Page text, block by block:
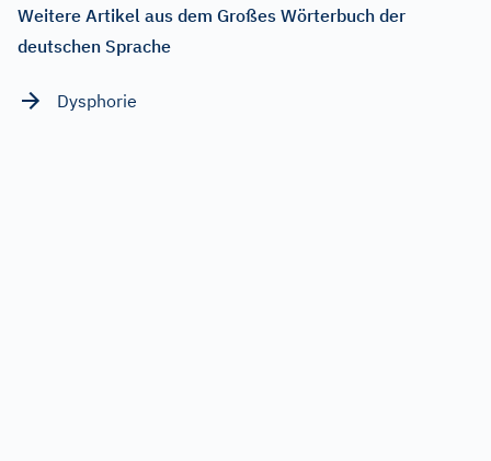
Weitere Artikel aus dem Großes Wörterbuch der
deutschen Sprache
Dysphorie